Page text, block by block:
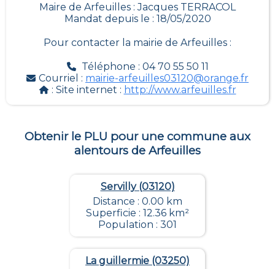
Maire de Arfeuilles : Jacques TERRACOL
Mandat depuis le : 18/05/2020
Pour contacter la mairie de Arfeuilles :
Téléphone : 04 70 55 50 11
Courriel : mairie-arfeuilles03120@orange.fr
: Site internet : http://www.arfeuilles.fr
Obtenir le PLU pour une commune aux
alentours de Arfeuilles
Servilly (03120)
Distance : 0.00 km
Superficie : 12.36 km²
Population : 301
La guillermie (03250)